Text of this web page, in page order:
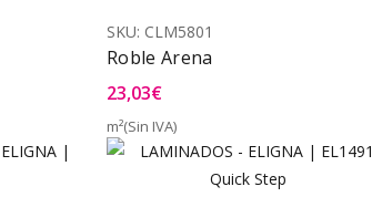
SKU: CLM5801
Roble Arena
23,03€
m²(Sin IVA)